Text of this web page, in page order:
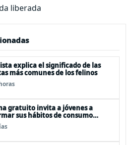
liberada
explica el significado de las
más comunes de los felinos
gratuito invita a jóvenes a
sus hábitos de consumo
alimenticio y de moda